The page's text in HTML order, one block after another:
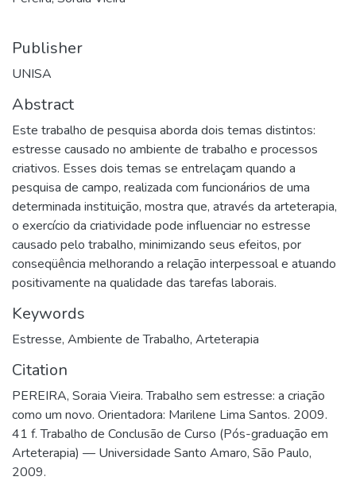
Publisher
UNISA
Abstract
Este trabalho de pesquisa aborda dois temas distintos:
estresse causado no ambiente de trabalho e processos
criativos. Esses dois temas se entrelaçam quando a
pesquisa de campo, realizada com funcionários de uma
determinada instituição, mostra que, através da arteterapia,
o exercício da criatividade pode influenciar no estresse
causado pelo trabalho, minimizando seus efeitos, por
conseqüência melhorando a relação interpessoal e atuando
positivamente na qualidade das tarefas laborais.
Keywords
Estresse, Ambiente de Trabalho, Arteterapia
Citation
PEREIRA, Soraia Vieira. Trabalho sem estresse: a criação
como um novo. Orientadora: Marilene Lima Santos. 2009.
41 f. Trabalho de Conclusão de Curso (Pós-graduação em
Arteterapia) — Universidade Santo Amaro, São Paulo,
2009.